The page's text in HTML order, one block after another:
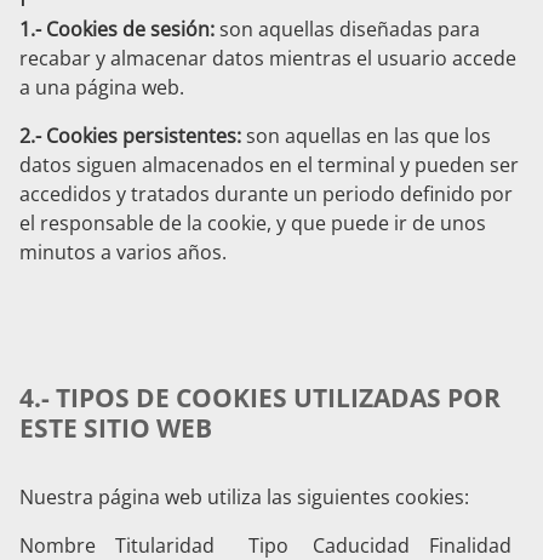
1.- Cookies de sesión:son aquellas diseñadas para
recabar y almacenar datos mientras el usuario accede
a una página web.
2.- Cookies persistentes:son aquellas en las que los
datos siguen almacenados en el terminal y pueden ser
accedidos y tratados durante un periodo definido por
el responsable de la cookie, y que puede ir de unos
minutos a varios años.
4.- TIPOS DE COOKIES UTILIZADAS POR
ESTE SITIO WEB
Nuestra página web utiliza las siguientes cookies:
Nombre Titularidad Tipo Caducidad Finalidad